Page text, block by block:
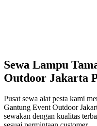
Sewa Lampu
Outdoor Jakarta
Pusat sewa alat pesta kami
Gantung Event Outdoor
sewakan dengan kualitas